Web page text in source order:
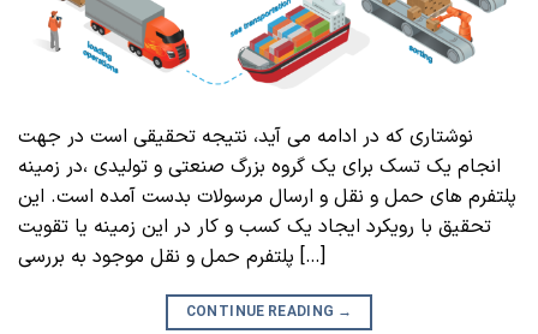
نوشتاری که در ادامه می آید، نتیجه تحقیقی است در جهت
انجام یک تسک برای یک گروه بزرگ صنعتی و تولیدی ،در زمینه
پلتفرم های حمل و نقل و ارسال مرسولات بدست آمده است. این
تحقیق با رویکرد ایجاد یک کسب و کار در این زمینه یا تقویت
پلتفرم حمل و نقل موجود به بررسی […]
CONTINUE READING →